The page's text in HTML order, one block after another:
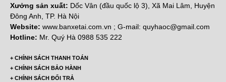
Xưởng sản xuất: Dốc Vân (đầu quốc lộ 3), Xã Mai Lâm, Huyện
Đông Anh, TP. Hà Nội
Website: www.banxetai.com.vn ; G-mail: quyhaoc@gmail.com
Hotline: Mr. Quý Hà 0988 535 222
+ CHÍNH SÁCH THANH TOÁN
+ CHÍNH SÁCH BẢO HÀNH
+ CHÍNH SÁCH ĐỔI TRẢ